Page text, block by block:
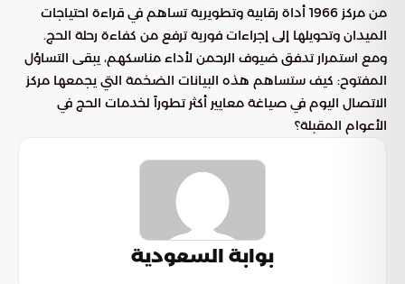
من مركز 1966 أداة رقابية وتطويرية تساهم في قراءة احتياجات
الميدان وتحويلها إلى إجراءات فورية ترفع من كفاءة رحلة الحج.
ومع استمرار تدفق ضيوف الرحمن لأداء مناسكهم، يبقى التساؤل
المفتوح: كيف ستساهم هذه البيانات الضخمة التي يجمعها مركز
الاتصال اليوم في صياغة معايير أكثر تطوراً لخدمات الحج في
الأعوام المقبلة؟
بوابة السعودية